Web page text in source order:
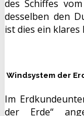
des Schiffes
desselben den
ist dies ein klares
Windsystem der
Im
der Erde“